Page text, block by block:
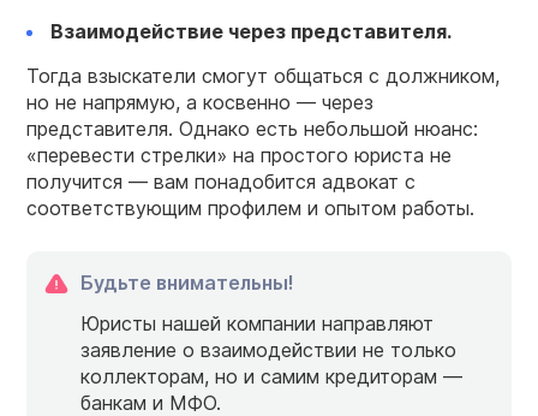
Взаимодействие через представителя.
Тогда взыскатели смогут общаться с должником,
но не напрямую, а косвенно — через
представителя. Однако есть небольшой нюанс:
«перевести стрелки» на простого юриста не
получится — вам понадобится адвокат с
соответствующим профилем и опытом работы.
Будьте внимательны!
Юристы нашей компании направляют
заявление о взаимодействии не только
коллекторам, но и самим кредиторам —
банкам и МФО.